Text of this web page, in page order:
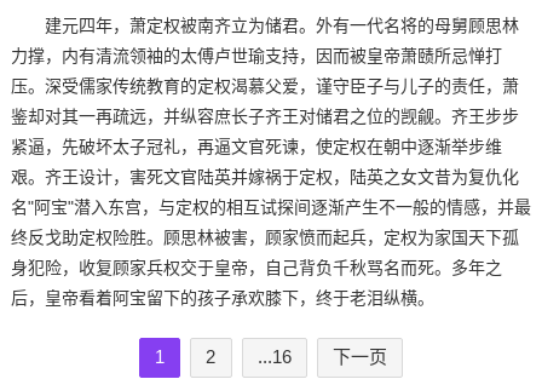
建元四年，萧定权被南齐立为储君。外有一代名将的母舅顾思林
力撑，内有清流领袖的太傅卢世瑜支持，因而被皇帝萧赜所忌惮打
压。深受儒家传统教育的定权渴慕父爱，谨守臣子与儿子的责任，萧
鉴却对其一再疏远，并纵容庶长子齐王对储君之位的觊觎。齐王步步
紧逼，先破坏太子冠礼，再逼文官死谏，使定权在朝中逐渐举步维
艰。齐王设计，害死文官陆英并嫁祸于定权，陆英之女文昔为复仇化
名"阿宝"潜入东宫，与定权的相互试探间逐渐产生不一般的情感，并最
终反戈助定权险胜。顾思林被害，顾家愤而起兵，定权为家国天下孤
身犯险，收复顾家兵权交于皇帝，自己背负千秋骂名而死。多年之
后，皇帝看着阿宝留下的孩子承欢膝下，终于老泪纵横。
1 2 ...16 下一页